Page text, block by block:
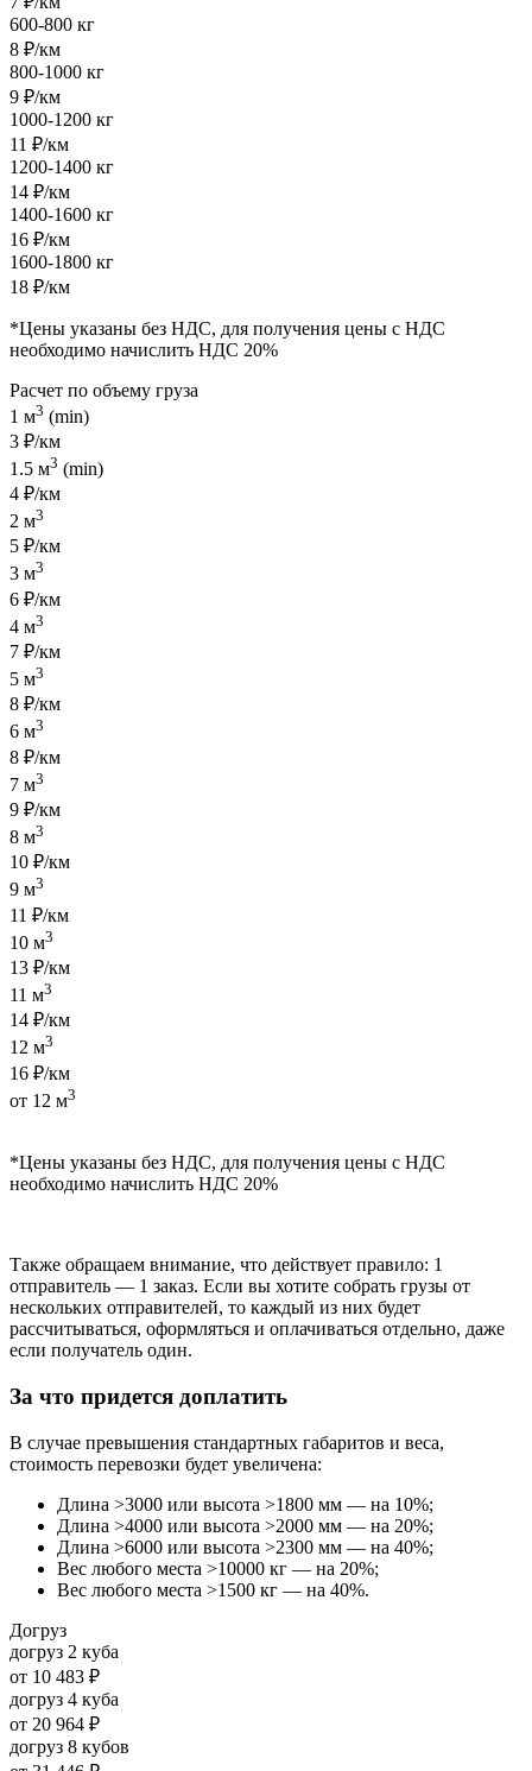
600-800 кг
8 ₽/км
800-1000 кг
9 ₽/км
1000-1200 кг
11 ₽/км
1200-1400 кг
14 ₽/км
1400-1600 кг
16 ₽/км
1600-1800 кг
18 ₽/км
*Цены указаны без НДС, для получения цены с НДС
необходимо начислить НДС 20%
Расчет по объему груза
1 м3 (min)
3 ₽/км
1.5 м3 (min)
4 ₽/км
2 м3
5 ₽/км
3 м3
6 ₽/км
4 м3
7 ₽/км
5 м3
8 ₽/км
6 м3
8 ₽/км
7 м3
9 ₽/км
8 м3
10 ₽/км
9 м3
11 ₽/км
10 м3
13 ₽/км
11 м3
14 ₽/км
12 м3
16 ₽/км
от 12 м3
*Цены указаны без НДС, для получения цены с НДС
необходимо начислить НДС 20%
Также обращаем внимание, что действует правило: 1
отправитель — 1 заказ. Если вы хотите собрать грузы от
нескольких отправителей, то каждый из них будет
рассчитываться, оформляться и оплачиваться отдельно, даже
если получатель один.
За что придется доплатить
В случае превышения стандартных габаритов и веса,
стоимость перевозки будет увеличена:
Длина >3000 или высота >1800 мм — на 10%;
Длина >4000 или высота >2000 мм — на 20%;
Длина >6000 или высота >2300 мм — на 40%;
Вес любого места >10000 кг — на 20%;
Вес любого места >1500 кг — на 40%.
Догруз
догруз 2 куба
от 10 483 ₽
догруз 4 куба
от 20 964 ₽
догруз 8 кубов